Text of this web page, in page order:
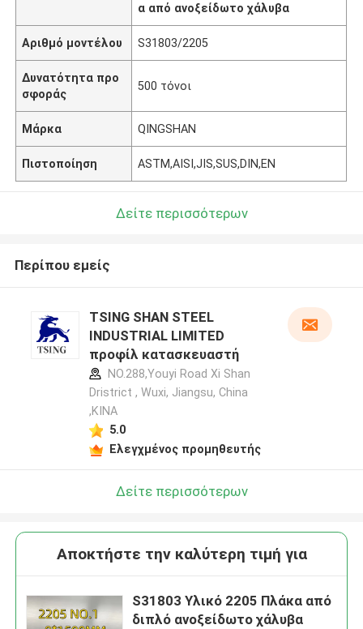
α από ανοξείδωτο χάλυβα
Αριθμό μοντέλου S31803/2205
Δυνατότητα προ
σφοράς
500 τόνοι
Μάρκα QINGSHAN
Πιστοποίηση ASTM,AISI,JIS,SUS,DIN,EN
Δείτε περισσότερων
Περίπου εμείς
TSING SHAN STEEL
INDUSTRIAL LIMITED
προφίλ κατασκευαστή
NO.288,Youyi Road Xi Shan
Dristrict , Wuxi, Jiangsu, China
,ΚΙΝΑ
5.0
Ελεγχμένος προμηθευτής
Δείτε περισσότερων
Αποκτήστε την καλύτερη τιμή για
S31803 Υλικό 2205 Πλάκα από
διπλό ανοξείδωτο χάλυβα